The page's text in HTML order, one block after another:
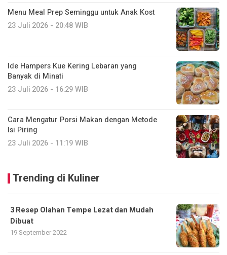
Menu Meal Prep Seminggu untuk Anak Kost
23 Juli 2026 - 20:48 WIB
Ide Hampers Kue Kering Lebaran yang
Banyak di Minati
23 Juli 2026 - 16:29 WIB
Cara Mengatur Porsi Makan dengan Metode
Isi Piring
23 Juli 2026 - 11:19 WIB
Trending di Kuliner
3 Resep Olahan Tempe Lezat dan Mudah
Dibuat
19 September 2022